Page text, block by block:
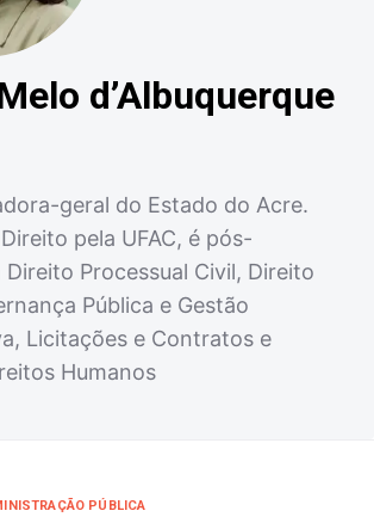
d’Albuquerque
geral do Estado do Acre.
pela UFAC, é pós-
Direito Processual Civil, Direito
Pública e Gestão
Licitações e Contratos e
Humanos
PÚBLICA